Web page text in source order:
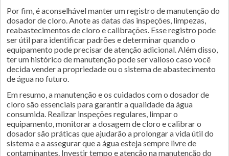
Por fim, é aconselhável manter um registro de manutenção do
dosador de cloro. Anote as datas das inspeções, limpezas,
reabastecimentos de cloro e calibrações. Esse registro pode
ser útil para identificar padrões e determinar quando o
equipamento pode precisar de atenção adicional. Além disso,
ter um histórico de manutenção pode ser valioso caso você
decida vender a propriedade ou o sistema de abastecimento
de água no futuro.
Em resumo, a manutenção e os cuidados com o dosador de
cloro são essenciais para garantir a qualidade da água
consumida. Realizar inspeções regulares, limpar o
equipamento, monitorar a dosagem de cloro e calibrar o
dosador são práticas que ajudarão a prolongar a vida útil do
sistema e a assegurar que a água esteja sempre livre de
contaminantes. Investir tempo e atenção na manutenção do